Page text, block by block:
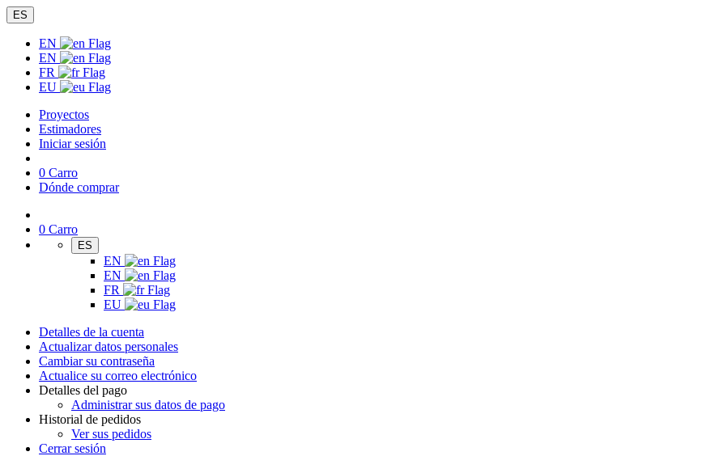
ES
EN
EN
FR
EU
Proyectos
Estimadores
Iniciar sesión
0 Carro
Dónde comprar
0 Carro
ES
EN
EN
FR
EU
Detalles de la cuenta
Actualizar datos personales
Cambiar su contraseña
Actualice su correo electrónico
Detalles del pago
Administrar sus datos de pago
Historial de pedidos
Ver sus pedidos
Cerrar sesión